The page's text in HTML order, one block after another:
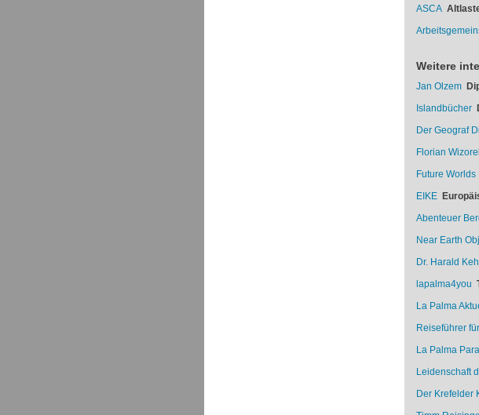
ASCA
Weitere
Jan Olzem
Islandbücher
Der Geograf
Florian
Future Worlds
EIKE
Abenteuer
Near Earth
Dr. Harald Kehl
lapalma4you
La Palma
Reiseführer
La Palma
Leidenschaft
Der Krefelder